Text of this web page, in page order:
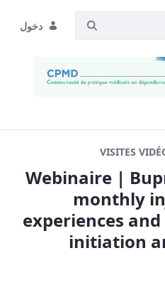
دخول
VISITES
Webinaire |
monthly
experiences
initiation